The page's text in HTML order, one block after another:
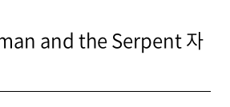
and the Serpent 자